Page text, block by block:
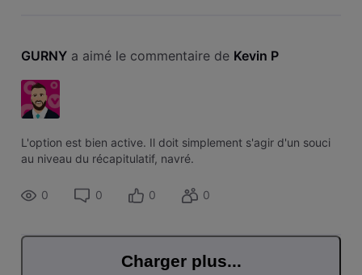
GURNY a aimé le commentaire de Kevin P
L'option est bien active. Il doit simplement s'agir d'un souci
au niveau du récapitulatif, navré.
0 0 0 0
Charger plus...